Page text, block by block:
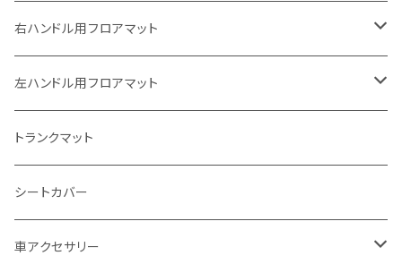
ヤマハ
スズキ
カワサキ
BMW
ドゥカティ - Ducati
右ハンドル用フロアマット
トヨタ
日産
ホンダ
スズキ
左ハンドル用フロアマット
トヨタ
日産
ホンダ
トランクマット
シートカバー
車アクセサリー